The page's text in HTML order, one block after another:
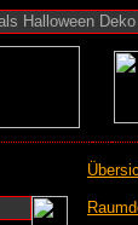
Halloween